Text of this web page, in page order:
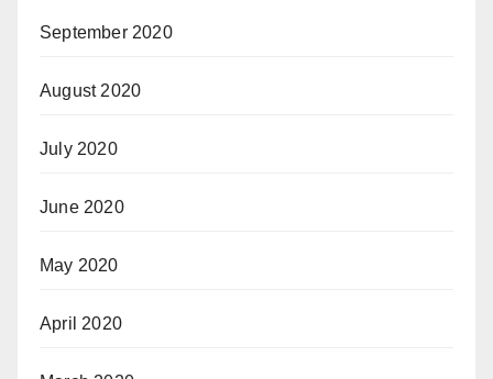
September 2020
August 2020
July 2020
June 2020
May 2020
April 2020